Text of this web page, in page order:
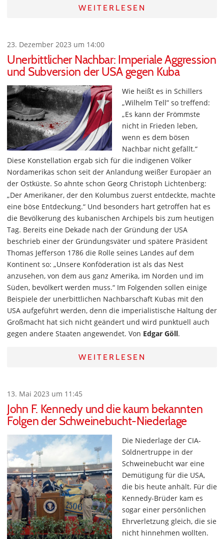
WEITERLESEN
23. Dezember 2023 um 14:00
Unerbittlicher Nachbar: Imperiale Aggression
und Subversion der USA gegen Kuba
Wie heißt es in Schillers
„Wilhelm Tell” so treffend:
„Es kann der Frömmste
nicht in Frieden leben,
wenn es dem bösen
Nachbar nicht gefällt.“
Diese Konstellation ergab sich für die indigenen Völker
Nordamerikas schon seit der Anlandung weißer Europäer an
der Ostküste. So ahnte schon Georg Christoph Lichtenberg:
„Der Amerikaner, der den Kolumbus zuerst entdeckte, machte
eine böse Entdeckung.“ Und besonders hart getroffen hat es
die Bevölkerung des kubanischen Archipels bis zum heutigen
Tag. Bereits eine Dekade nach der Gründung der USA
beschrieb einer der Gründungsväter und spätere Präsident
Thomas Jefferson 1786 die Rolle seines Landes auf dem
Kontinent so: „Unsere Konföderation ist als das Nest
anzusehen, von dem aus ganz Amerika, im Norden und im
Süden, bevölkert werden muss.“ Im Folgenden sollen einige
Beispiele der unerbittlichen Nachbarschaft Kubas mit den
USA aufgeführt werden, denn die imperialistische Haltung der
Großmacht hat sich nicht geändert und wird punktuell auch
gegen andere Staaten angewendet. Von Edgar Göll.
WEITERLESEN
13. Mai 2023 um 11:45
John F. Kennedy und die kaum bekannten
Folgen der Schweinebucht-Niederlage
Die Niederlage der CIA-
Söldnertruppe in der
Schweinebucht war eine
Demütigung für die USA,
die bis heute anhält. Für die
Kennedy-Brüder kam es
sogar einer persönlichen
Ehrverletzung gleich, die sie
nicht hinnehmen wollten.